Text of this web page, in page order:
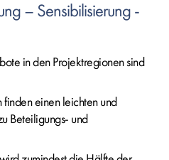
– Sensibilisierung -
in den Projektregionen sind
einen leichten und
Beteiligungs- und